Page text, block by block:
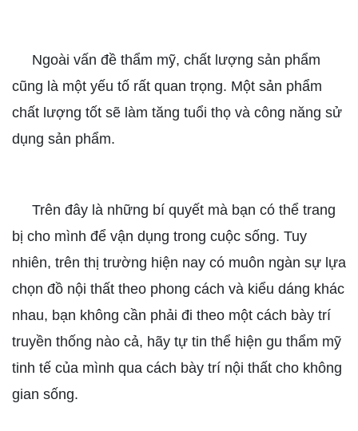
Ngoài vấn đề thẩm mỹ, chất lượng sản phẩm
cũng là một yếu tố rất quan trọng. Một sản phẩm
chất lượng tốt sẽ làm tăng tuổi thọ và công năng sử
dụng sản phẩm.
Trên đây là những bí quyết mà bạn có thể trang
bị cho mình để vận dụng trong cuộc sống. Tuy
nhiên, trên thị trường hiện nay có muôn ngàn sự lựa
chọn đồ nội thất theo phong cách và kiểu dáng khác
nhau, bạn không cần phải đi theo một cách bày trí
truyền thống nào cả, hãy tự tin thể hiện gu thẩm mỹ
tinh tế của mình qua cách bày trí nội thất cho không
gian sống.